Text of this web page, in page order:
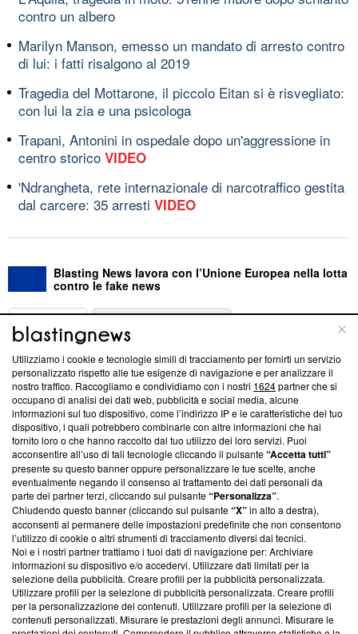
contro un albero
Marilyn Manson, emesso un mandato di arresto contro
di lui: i fatti risalgono al 2019
Tragedia del Mottarone, il piccolo Eitan si è risvegliato:
con lui la zia e una psicologa
Trapani, Antonini in ospedale dopo un'aggressione in
centro storico VIDEO
'Ndrangheta, rete internazionale di narcotraffico gestita
dal carcere: 35 arresti VIDEO
Blasting News lavora con l’Unione Europea nella lotta
contro le fake news
ABOUT
Questa sezione offre informazioni trasparenti su Blasting
News, sui nostri processi editoriali e su come ci impegniamo a
creare news di qualità. Inoltre, afferma la nostra aderenza a
‘Trust Project - News with Integrity’Blasting News non è
ancora membro del programma, ma ha richiesto di farne
parte; Trust Project non ha ancora effettuato una verifica di
conformità agli standard.
Su di noi
Team editoriale
Corporate
Redazione
Informativa Privacy
Utilizziamo i cookie e tecnologie simili di tracciamento per fornirti un servizio
personalizzato rispetto alle tue esigenze di navigazione e per analizzare il
nostro traffico. Raccogliamo e condividiamo con i nostri 1624partner che si
occupano di analisi dei dati web, pubblicità e social media, alcune
informazioni sul tuo dispositivo, come l’indirizzo IP e le caratteristiche del tuo
dispositivo, i quali potrebbero combinarle con altre informazioni che hai
fornito loro o che hanno raccolto dal tuo utilizzo dei loro servizi. Puoi
acconsentire all’uso di tali tecnologie cliccando il pulsante“Accetta tutti”
presente su questo banner oppure personalizzare le tue scelte, anche
eventualmente negando il consenso al trattamento dei dati personali da
parte dei partner terzi, cliccando sul pulsante“Personalizza”.
Chiudendo questo banner (cliccando sul pulsante“X”in alto a destra),
acconsenti al permanere delle impostazioni predefinite che non consentono
l’utilizzo di cookie o altri strumenti di tracciamento diversi dai tecnici.
Noi e i nostri partner trattiamo i tuoi dati di navigazione per: Archiviare
informazioni su dispositivo e/o accedervi. Utilizzare dati limitati per la
selezione della pubblicità. Creare profili per la pubblicità personalizzata.
Utilizzare profili per la selezione di pubblicità personalizzata. Creare profili
per la personalizzazione dei contenuti. Utilizzare profili per la selezione di
contenuti personalizzati. Misurare le prestazioni degli annunci. Misurare le